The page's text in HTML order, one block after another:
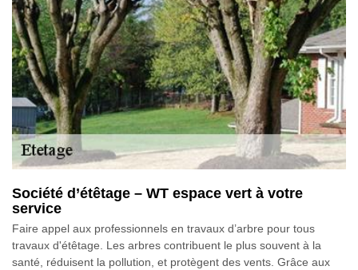
Société d’étêtage – WT espace vert à votre
service
Faire appel aux professionnels en travaux d’arbre pour tous
travaux d'étêtage. Les arbres contribuent le plus souvent à la
santé, réduisent la pollution, et protègent des vents. Grâce aux